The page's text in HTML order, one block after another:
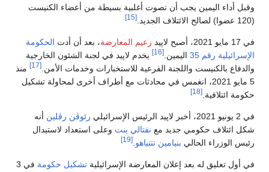
وقبل أداء اليمين يجب أن تصوت أغلبية بسيطة من أعضاء الكنيست
(120 عضوا) لصالح الائتلاف الجديد.
[15]
في 17 مايو 2021، أصبح لاپيد زعيم المعارضة، بعد أن أدت الحكومة
الإسرائيلية رقم 35
اليمين. [16]
يخدم لاپيد في لجنة الشئون الخارجية
والدفاع بالكنيست واللجنة الفرعية للاستخبارات وخدمات الأمن. [17]
منذ
5 مايو 2021، انغمس في محادثات مع أطراف أخرى لمحاولة تشكيل
حكومة ائتلافية. [18]
في 2 يونيو 2021، أخبر لاپيد الرئيس الإسرائيلي رئوڤن رڤلين أنه
شكل ائتلاف حكومي جديد مع نفتالي بنت وعلى استعداد لاستبدال
رئيس الوزراء الحالي بنيامين نتنياهو [19]
في أول تعليق له بعد إعلان المعارضة الإسرائيلية تشكيل حكومة
في 3